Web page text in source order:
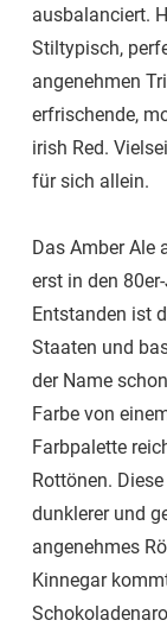
ausbalanciert.
Stiltypisch,
angenehmen
erfrischende,
irish Red.
für sich allein.
Das Amber Ale
erst in den
Entstanden ist
Staaten und
der Name
Farbe von
Farbpalette
Rottönen.
dunklerer und
angenehmes
Kinnegar